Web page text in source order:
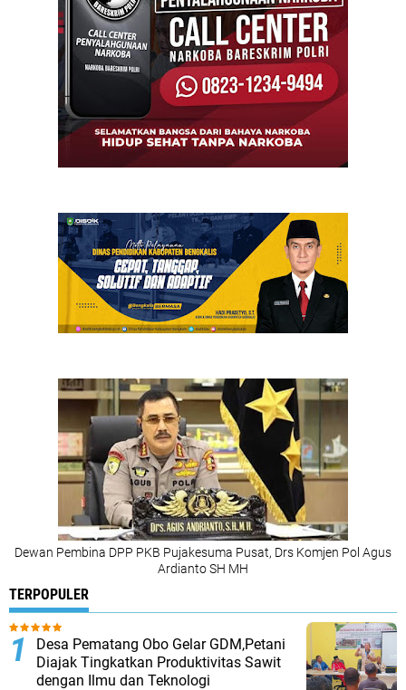
Dewan Pembina DPP PKB Pujakesuma Pusat, Drs Komjen Pol Agus
Ardianto SH MH
TERPOPULER
Desa Pematang Obo Gelar GDM,Petani
Diajak Tingkatkan Produktivitas Sawit
dengan Ilmu dan Teknologi